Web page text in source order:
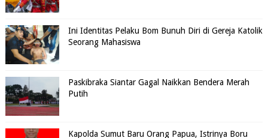
Ini Identitas Pelaku Bom Bunuh Diri di Gereja Katolik
Seorang Mahasiswa
Paskibraka Siantar Gagal Naikkan Bendera Merah
Putih
Kapolda Sumut Baru Orang Papua, Istrinya Boru